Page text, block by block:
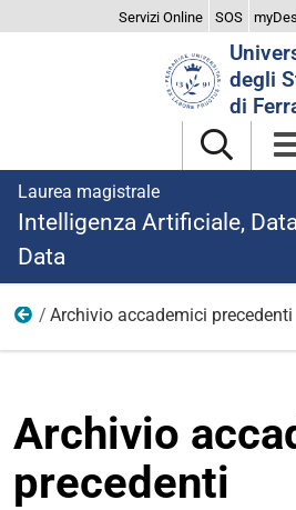
Servizi Online SOS
degli
di
Laurea magistrale
Intelligenza Artificiale,
Data
Regolamento didattico e
Archivio accademici precedenti
Archivio
precedenti